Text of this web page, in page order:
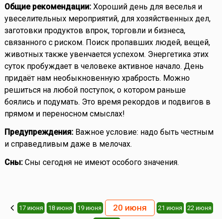
Общие рекомендации:Хороший день для веселья и
увеселительных мероприятий, для хозяйственных дел,
заготовки продуктов впрок, торговли и бизнеса,
связанного с риском. Поиск пропавших людей, вещей,
животных также увенчается успехом. Энергетика этих
суток пробуждает в человеке активное начало. День
придаёт нам необыкновенную храбрость. Можно
решиться на любой поступок, о котором раньше
боялись и подумать. Это время рекордов и подвигов в
прямом и переносном смыслах!
Предупреждения:Важное условие: надо быть честным
и справедливым даже в мелочах.
Сны:Сны сегодня не имеют особого значения.
17 июня 18 июня 19 июня 20 июня 21 июня 22 июня